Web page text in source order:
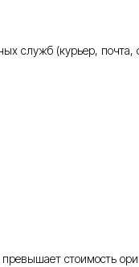
служб (курьер, почта,
стоимость